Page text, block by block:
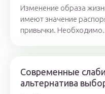
Изменение образа
имеют значение
привычки.
Современные
альтернатива